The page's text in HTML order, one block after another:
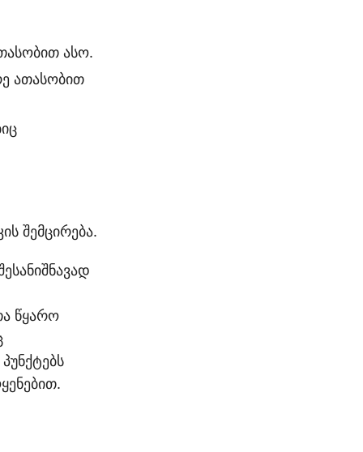
ასო.
ათასობით
შემცირება.
წყარო